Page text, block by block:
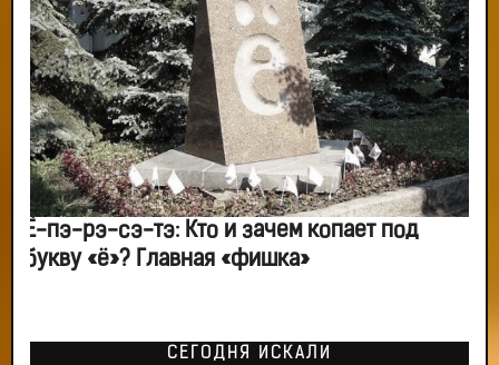
Ё-пэ-рэ-сэ-тэ: Кто и зачем копает под
букву «ё»? Главная «фишка»
СЕГОДНЯ ИСКАЛИ